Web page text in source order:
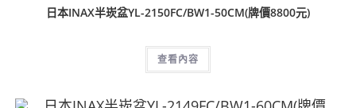
日本INAX半崁盆YL-2150FC/BW1-50CM(牌價8800元)
查看內容